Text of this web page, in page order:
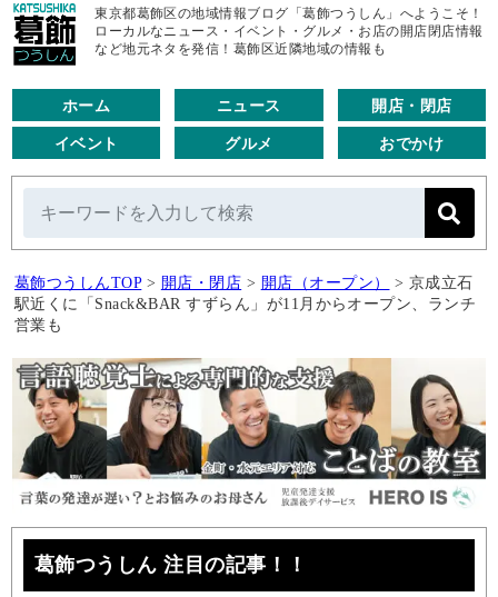
東京都葛飾区の地域情報ブログ「葛飾つうしん」へようこそ！
ローカルなニュース・イベント・グルメ・お店の開店閉店情報
など地元ネタを発信！葛飾区近隣地域の情報も
ホーム ニュース 開店・閉店
イベント グルメ おでかけ
葛飾つうしんTOP > 開店・閉店 > 開店（オープン） > 京成立石
駅近くに「Snack&BAR すずらん」が11月からオープン、ランチ
営業も
葛飾つうしん 注目の記事！！